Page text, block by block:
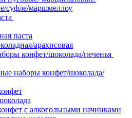
суфле/маршмеллоу
паста
арахисовая
конфет/шоколада/печенья
наборы конфет/шоколада/
с алкогольными начинками